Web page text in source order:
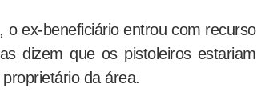
ex-beneficiário entrou com recurso
dizem que os pistoleiros estariam
da área.